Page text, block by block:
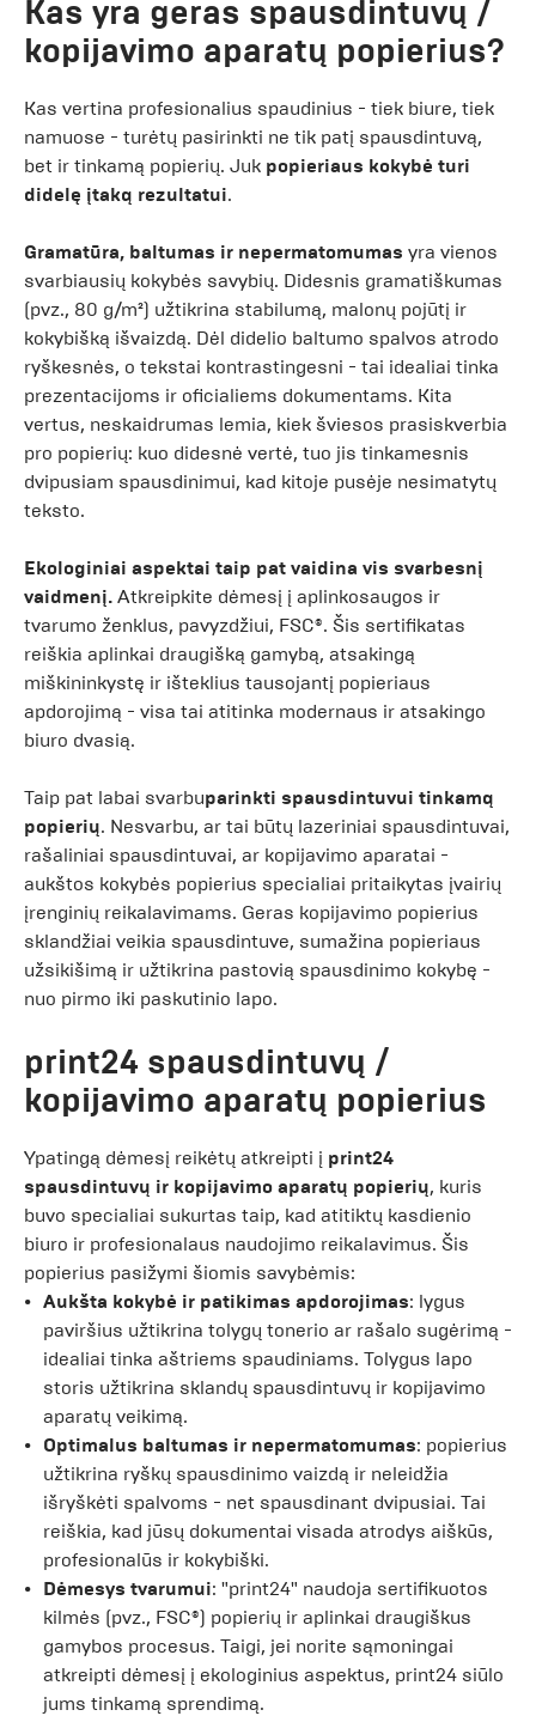
Kas yra geras spausdintuvų /
kopijavimo aparatų popierius?
Kas vertina profesionalius spaudinius - tiek biure, tiek
namuose - turėtų pasirinkti ne tik patį spausdintuvą,
bet ir tinkamą popierių. Juk popieriaus kokybė turi
didelę įtaką rezultatui.
Gramatūra, baltumas ir nepermatomumas yra vienos
svarbiausių kokybės savybių. Didesnis gramatiškumas
(pvz., 80 g/m²) užtikrina stabilumą, malonų pojūtį ir
kokybišką išvaizdą. Dėl didelio baltumo spalvos atrodo
ryškesnės, o tekstai kontrastingesni - tai idealiai tinka
prezentacijoms ir oficialiems dokumentams. Kita
vertus, neskaidrumas lemia, kiek šviesos prasiskverbia
pro popierių: kuo didesnė vertė, tuo jis tinkamesnis
dvipusiam spausdinimui, kad kitoje pusėje nesimatytų
teksto.
Ekologiniai aspektai taip pat vaidina vis svarbesnį
vaidmenį. Atkreipkite dėmesį į aplinkosaugos ir
tvarumo ženklus, pavyzdžiui, FSC®. Šis sertifikatas
reiškia aplinkai draugišką gamybą, atsakingą
miškininkystę ir išteklius tausojantį popieriaus
apdorojimą - visa tai atitinka modernaus ir atsakingo
biuro dvasią.
Taip pat labai svarbuparinkti spausdintuvui tinkamą
popierių. Nesvarbu, ar tai būtų lazeriniai spausdintuvai,
rašaliniai spausdintuvai, ar kopijavimo aparatai -
aukštos kokybės popierius specialiai pritaikytas įvairių
įrenginių reikalavimams. Geras kopijavimo popierius
sklandžiai veikia spausdintuve, sumažina popieriaus
užsikišimą ir užtikrina pastovią spausdinimo kokybę -
nuo pirmo iki paskutinio lapo.
print24 spausdintuvų /
kopijavimo aparatų popierius
Ypatingą dėmesį reikėtų atkreipti į print24
spausdintuvų ir kopijavimo aparatų popierių, kuris
buvo specialiai sukurtas taip, kad atitiktų kasdienio
biuro ir profesionalaus naudojimo reikalavimus. Šis
popierius pasižymi šiomis savybėmis:
Aukšta kokybė ir patikimas apdorojimas: lygus
paviršius užtikrina tolygų tonerio ar rašalo sugėrimą -
idealiai tinka aštriems spaudiniams. Tolygus lapo
storis užtikrina sklandų spausdintuvų ir kopijavimo
aparatų veikimą.
Optimalus baltumas ir nepermatomumas: popierius
užtikrina ryškų spausdinimo vaizdą ir neleidžia
išryškėti spalvoms - net spausdinant dvipusiai. Tai
reiškia, kad jūsų dokumentai visada atrodys aiškūs,
profesionalūs ir kokybiški.
Dėmesys tvarumui: "print24" naudoja sertifikuotos
kilmės (pvz., FSC®) popierių ir aplinkai draugiškus
gamybos procesus. Taigi, jei norite sąmoningai
atkreipti dėmesį į ekologinius aspektus, print24 siūlo
jums tinkamą sprendimą.